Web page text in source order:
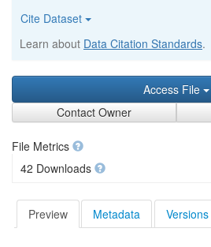
Cite Dataset
Learn about Data Citation Standards.
Access File
Contact Owner
File Metrics
42 Downloads
Preview Metadata Versions